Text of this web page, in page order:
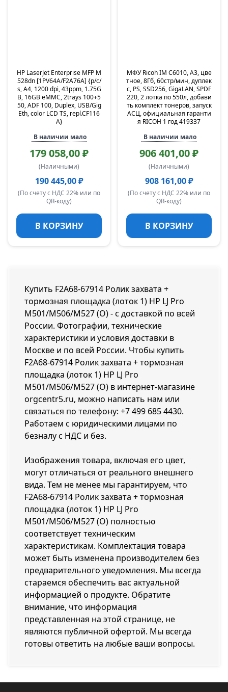
HP LaserJet Enterprise MFP M
528dn [1PV64A/F2A76A] {p/c/
s, A4, 1200 dpi, 43ppm, 1.75G
B, 16GB eMMC, 2trays 100+5
50, ADF 100, Duplex, USB/Gig
Eth, color LCD TS, repl.CF116
A}
В наличии мало
179 058,00 ₽
(Наличными)
190 445,00 ₽
(По счету с НДС 22% или по
QR-коду)
В КОРЗИНУ
МФУ Ricoh IM C6010, A3, цве
тное, 8Гб, 60стр/мин, дуплек
с, PS, SSD256, GigaLAN, SPDF
220, 2 лотка по 550л, добави
ть комплект тонеров, запуск
АСЦ, официальная гаранти
я RICOH 1 год 419337
В наличии мало
906 401,00 ₽
(Наличными)
908 161,00 ₽
(По счету с НДС 22% или по
QR-коду)
В КОРЗИНУ
Купить F2A68-67914 Ролик захвата +
тормозная площадка (лоток 1) HP LJ Pro
M501/M506/M527 (O) - с доставкой по всей
России. Фотографии, технические
характеристики и условия доставки в
Москве и по всей России. Чтобы купить
F2A68-67914 Ролик захвата + тормозная
площадка (лоток 1) HP LJ Pro
M501/M506/M527 (O) в интернет-магазине
orgcentr5.ru, можно написать нам или
связаться по телефону: +7 499 685 4430.
Работаем с юридическими лицами по
безналу с НДС и без.
Изображения товара, включая его цвет,
могут отличаться от реального внешнего
вида. Тем не менее мы гарантируем, что
F2A68-67914 Ролик захвата + тормозная
площадка (лоток 1) HP LJ Pro
M501/M506/M527 (O) полностью
соответствует техническим
характеристикам. Комплектация товара
может быть изменена производителем без
предварительного уведомления. Мы всегда
стараемся обеспечить вас актуальной
информацией о продукте. Обратите
внимание, что информация
представленная на этой странице, не
являются публичной офертой. Мы всегда
готовы ответить на любые ваши вопросы.